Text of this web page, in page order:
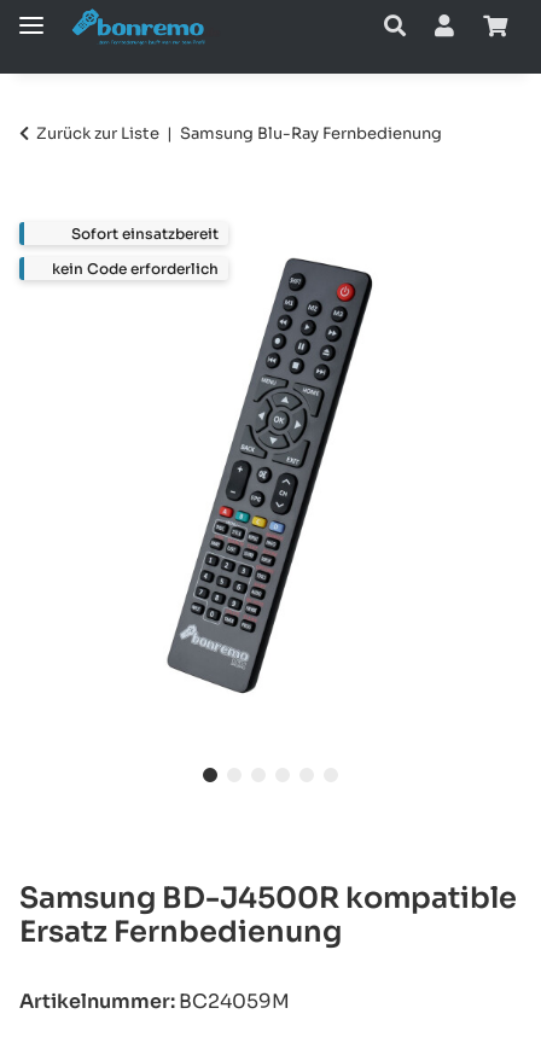
Zurück zur Liste Samsung Blu-Ray Fernbedienung
Samsung BD-J4500R kompatible
Ersatz Fernbedienung
Artikelnummer:BC24059M